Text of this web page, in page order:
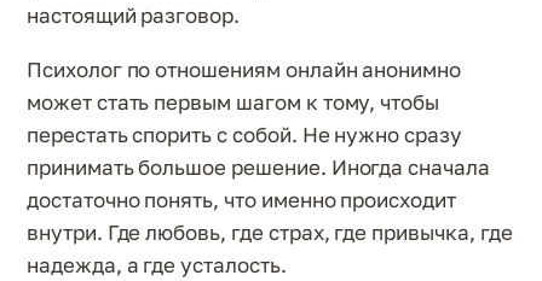
настоящий разговор.
Психолог по отношениям онлайн анонимно
может стать первым шагом к тому, чтобы
перестать спорить с собой. Не нужно сразу
принимать большое решение. Иногда сначала
достаточно понять, что именно происходит
внутри. Где любовь, где страх, где привычка, где
надежда, а где усталость.